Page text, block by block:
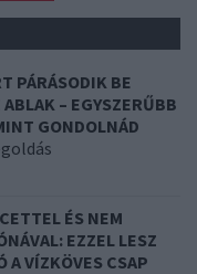
PÁRÁSODIK BE
– EGYSZERŰBB
GONDOLNÁD
ÉS NEM
EZZEL LESZ
A VÍZKÖVES CSAP